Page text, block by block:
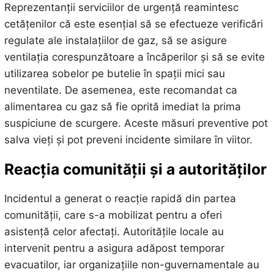
Reprezentanții serviciilor de urgență reamintesc
cetățenilor că este esențial să se efectueze verificări
regulate ale instalațiilor de gaz, să se asigure
ventilația corespunzătoare a încăperilor și să se evite
utilizarea sobelor pe butelie în spații mici sau
neventilate. De asemenea, este recomandat ca
alimentarea cu gaz să fie oprită imediat la prima
suspiciune de scurgere. Aceste măsuri preventive pot
salva vieți și pot preveni incidente similare în viitor.
Reacția comunității și a autorităților
Incidentul a generat o reacție rapidă din partea
comunității, care s-a mobilizat pentru a oferi
asistență celor afectați. Autoritățile locale au
intervenit pentru a asigura adăpost temporar
evacuatilor, iar organizațiile non-guvernamentale au